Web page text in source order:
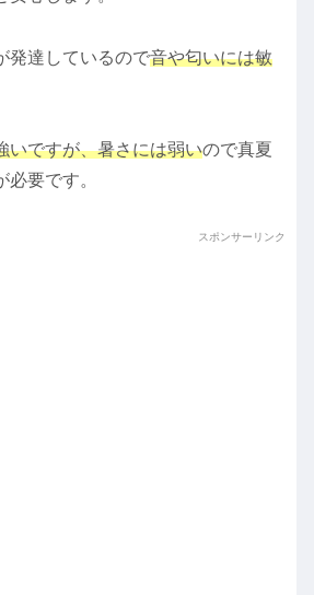
発達しているので音や匂いには敏
いですが、暑さには弱いので真夏
要です。
スポンサーリンク